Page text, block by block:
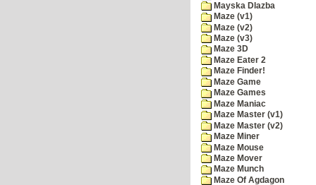
Mayska Dlazba
Maze (v1)
Maze (v2)
Maze (v3)
Maze 3D
Maze Eater 2
Maze Finder!
Maze Game
Maze Games
Maze Maniac
Maze Master (v1)
Maze Master (v2)
Maze Miner
Maze Mouse
Maze Mover
Maze Munch
Maze Of Agdagon